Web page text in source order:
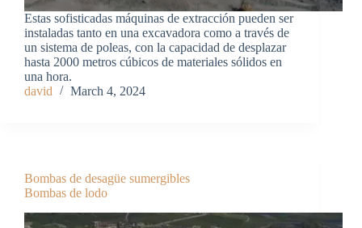
Estas sofisticadas máquinas de extracción pueden ser
instaladas tanto en una excavadora como a través de
un sistema de poleas, con la capacidad de desplazar
hasta 2000 metros cúbicos de materiales sólidos en
una hora.
david
March 4, 2024
Bombas de desagüe sumergibles
Bombas de lodo